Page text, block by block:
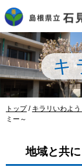
このページの本文へ
キ
現
在
トップ/ キラリいわよ
ミー～
地域と共